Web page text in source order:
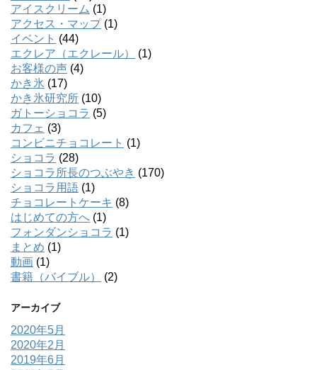
アイスクリーム (1)
アクセス・マップ(1)
イベント (44)
エクレア（エクレール）
(1)
お客様の声 (4)
かき氷 (17)
かき氷研究所 (10)
ガトーショコラ (5)
カフェ (3)
コンビニチョコレート (1)
ショコラ (28)
ショコラ所長のつぶやき (170)
ショコラ用語 (1)
チョコレートケーキ (8)
はじめての方へ (1)
フォンダンショコラ (1)
まとめ (1)
動画 (1)
書籍（バイブル）
(2)
アーカイブ
2020年5月
2020年2月
2019年6月